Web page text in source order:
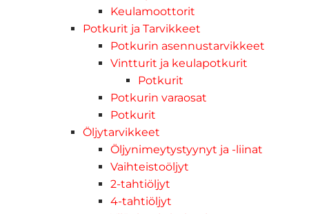
Keulamoottorit
Potkurit ja Tarvikkeet
Potkurin asennustarvikkeet
Vintturit ja keulapotkurit
Potkurit
Potkurin varaosat
Potkurit
Öljytarvikkeet
Öljynimeytystyynyt ja -liinat
Vaihteistoöljyt
2-tahtiöljyt
4-tahtiöljyt